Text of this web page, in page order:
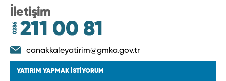
İletişim
canakkaleyatirim@gmka.gov.tr
YATIRIM YAPMAK İSTİYORUM